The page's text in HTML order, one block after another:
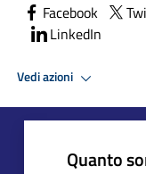
Facebook
LinkedIn
Vedi azioni
Quanto